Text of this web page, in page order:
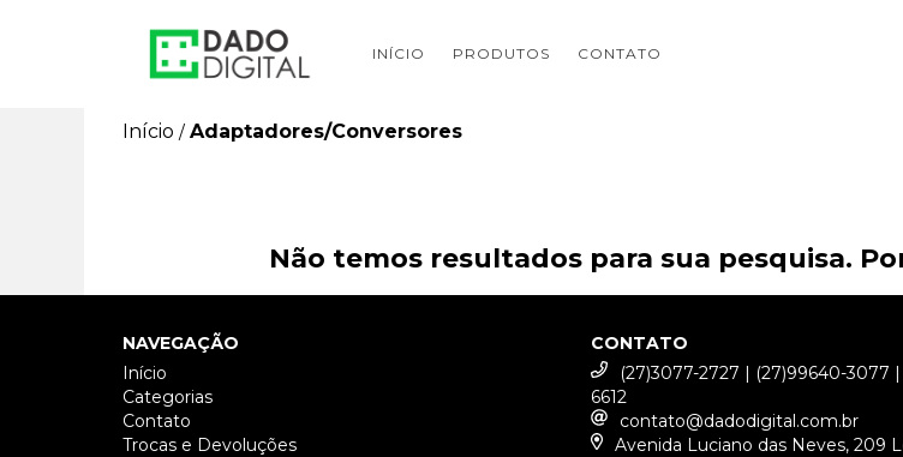
INÍCIO PRODUTOS CONTATO
Início / Adaptadores/Conversores
Não temos resultados para sua pesquisa.
NAVEGAÇÃO
Início
Categorias
Contato
Trocas e Devoluções
CONTATO
(27)3077-2727 | (27)99640-3077
6612
contato@dadodigital.com.br
Avenida Luciano das Neves, 209